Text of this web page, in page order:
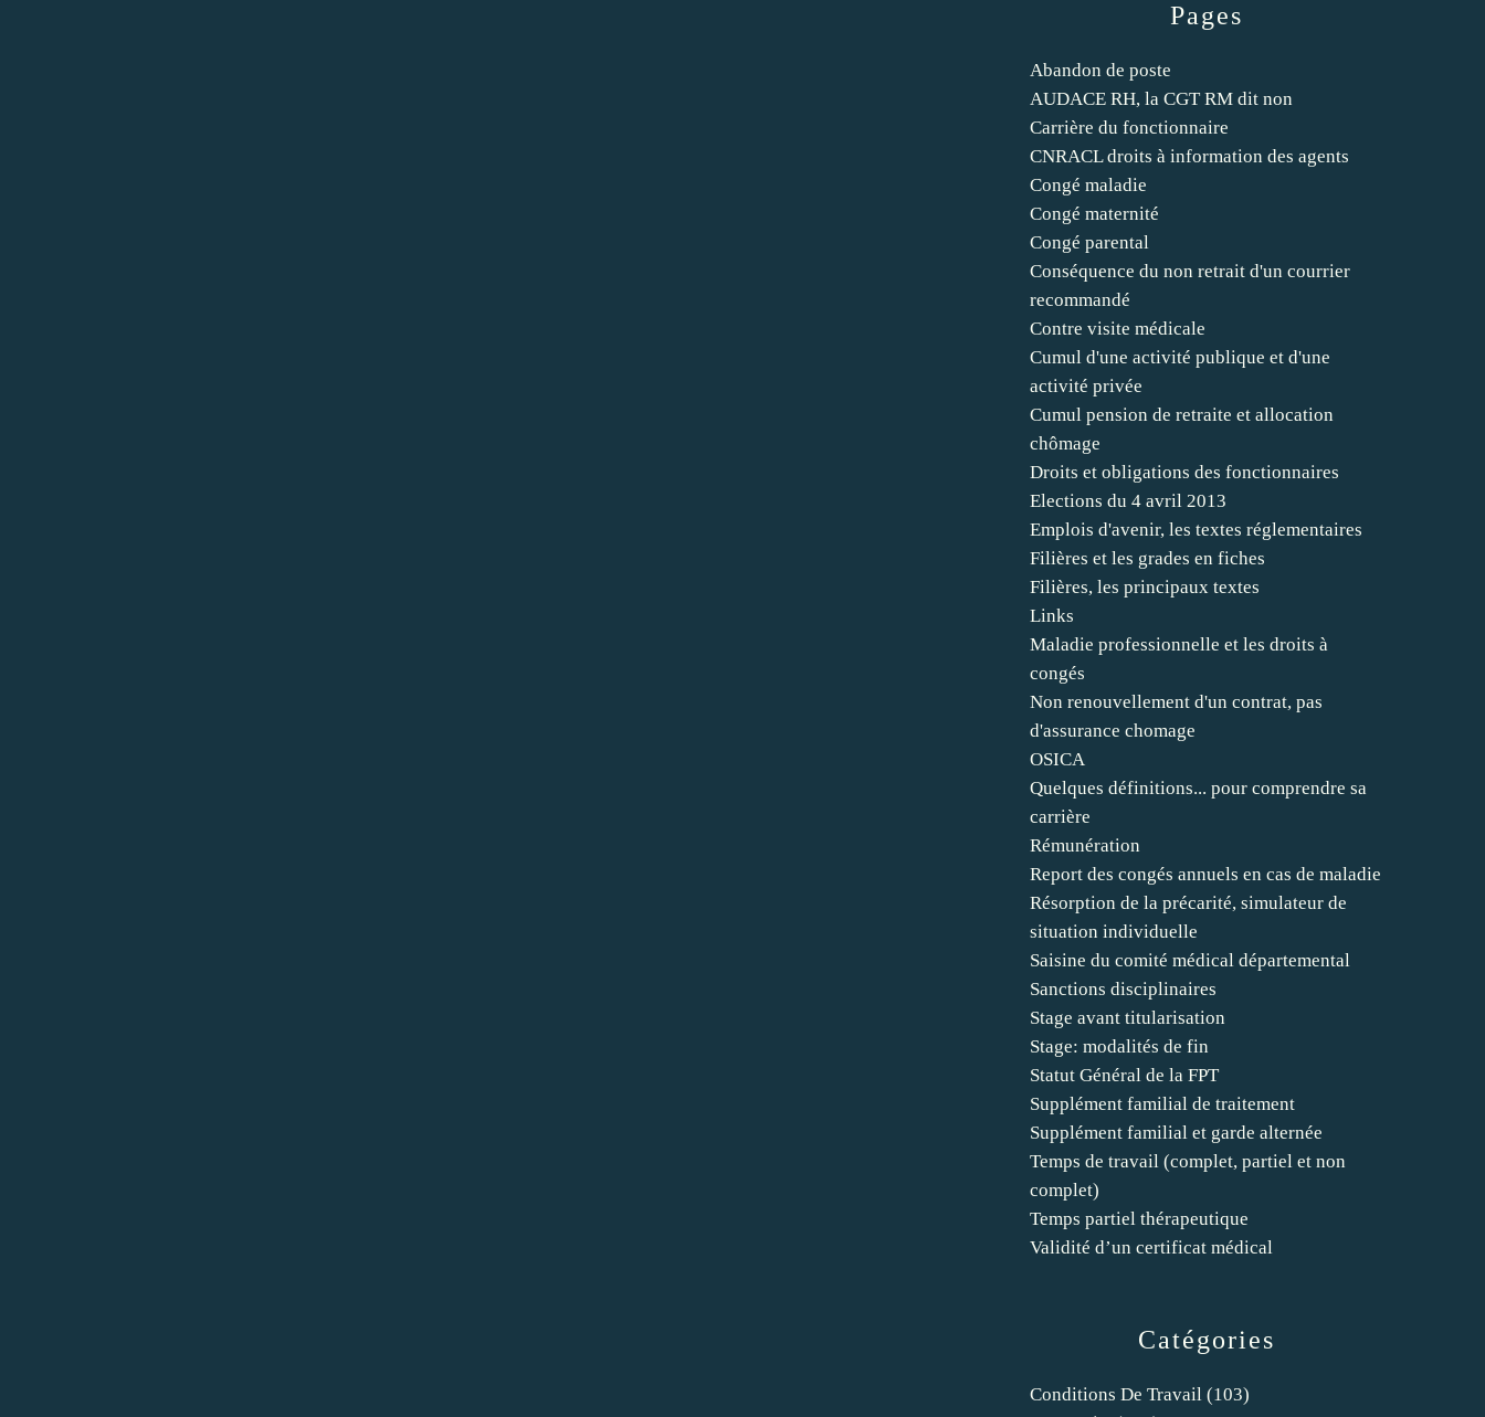
Catégories
Conditions De Travail (103)
Pages
Abandon de poste
AUDACE RH, la CGT RM dit non
Carrière du fonctionnaire
CNRACL droits à information des agents
Congé maladie
Congé maternité
Congé parental
Conséquence du non retrait d'un courrier
recommandé
Contre visite médicale
Cumul d'une activité publique et d'une
activité privée
Cumul pension de retraite et allocation
chômage
Droits et obligations des fonctionnaires
Elections du 4 avril 2013
Emplois d'avenir, les textes réglementaires
Filières et les grades en fiches
Filières, les principaux textes
Links
Maladie professionnelle et les droits à
congés
Non renouvellement d'un contrat, pas
d'assurance chomage
OSICA
Quelques définitions... pour comprendre sa
carrière
Rémunération
Report des congés annuels en cas de maladie
Résorption de la précarité, simulateur de
situation individuelle
Saisine du comité médical départemental
Sanctions disciplinaires
Stage avant titularisation
Stage: modalités de fin
Statut Général de la FPT
Supplément familial de traitement
Supplément familial et garde alternée
Temps de travail (complet, partiel et non
complet)
Temps partiel thérapeutique
Validité d’un certificat médical